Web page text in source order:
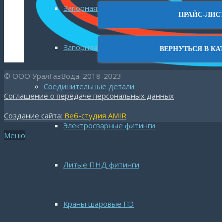
Запорная арматура Talis
Запорная арматура Jafar
Соединительные детали
Электросварные фитинги
Литые ПНД фитинги
Краны шаровые ПЭ
ПРАЙС-
ВЕРНУТЬСЯ В
© ООО УралГазВода. 2018-2023
Соглашение о передаче персональных данных
Создание сайта: Веб-студия AMIR
Меню